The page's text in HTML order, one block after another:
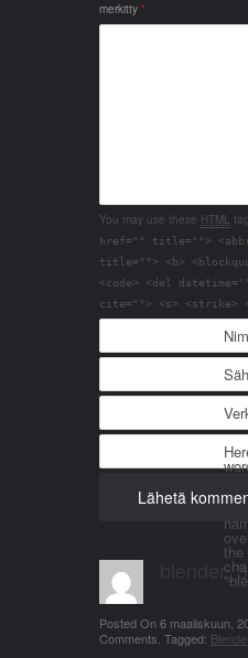
merkitty *
You may use these HTML
href="" title="">
title=""> <b>
<code> <del
cite=""> <s> <strike>
the
Posted On6 maaliskuun,
Comments Tagged: